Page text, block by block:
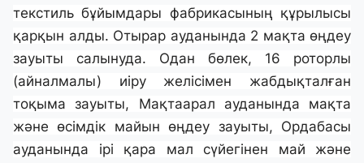
текстиль бұйымдары фабрикасының құрылысы
қарқын алды. Отырар ауданында 2 мақта өңдеу
зауыты салынуда. Одан бөлек, 16 роторлы
(айналмалы) иіру желісімен жабдықталған
тоқыма зауыты, Мақтаарал ауданында мақта
және өсімдік майын өңдеу зауыты, Ордабасы
ауданында ірі қара мал сүйегінен май және